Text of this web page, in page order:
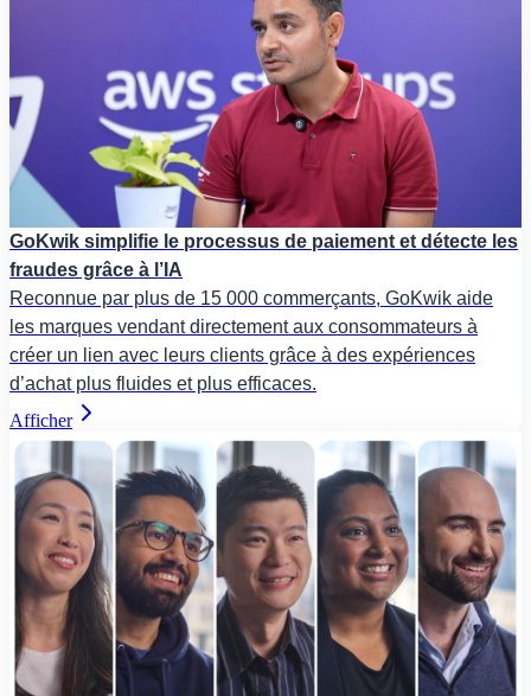
GoKwik simplifie le processus de paiement et détecte les
fraudes grâce à l’IA
Reconnue par plus de 15 000 commerçants, GoKwik aide
les marques vendant directement aux consommateurs à
créer un lien avec leurs clients grâce à des expériences
d’achat plus fluides et plus efficaces.
Afficher